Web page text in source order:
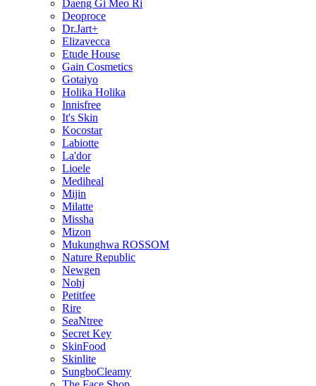
Daeng Gi Meo Ri
Deoproce
Dr.Jart+
Elizavecca
Etude House
Gain Cosmetics
Gotaiyo
Holika Holika
Innisfree
It's Skin
Kocostar
Labiotte
La'dor
Lioele
Mediheal
Mijin
Milatte
Missha
Mizon
Mukunghwa ROSSOM
Nature Republic
Newgen
Nohj
Petitfee
Rire
SeaNtree
Secret Key
SkinFood
Skinlite
SungboCleamy